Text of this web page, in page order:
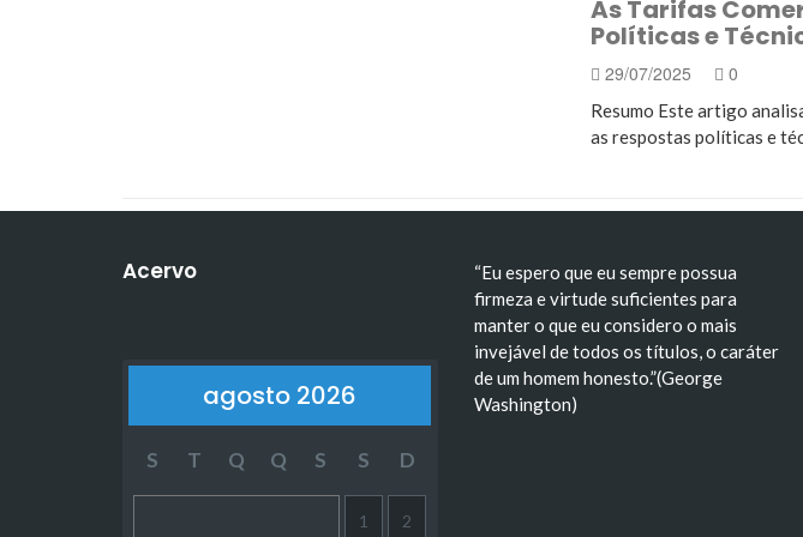
A Escala de Trabalho 6x1 no Brasil: Análise Crítica,
Tiradentes: trajetória, ideal de liberdade e construção de um
As Tarifas
Políticas e
29/07/2025 0
Resumo Este artigo
as respostas políticas e
Acervo
agosto 2026
S T Q Q S S D
1 2
“Eu espero que eu sempre possua
firmeza e virtude suficientes para
manter o que eu considero o mais
invejável de todos os títulos, o caráter
de um homem honesto.”(George
Washington)